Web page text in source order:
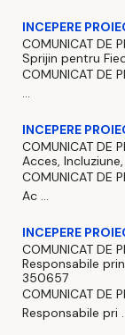
INCEPERE
COMUNICAT DE
Sprijin pentru
COMUNICAT DE
...
INCEPERE
COMUNICAT DE
Acces,
COMUNICAT DE
Ac ...
INCEPERE
COMUNICAT DE
Responsabile
350657
COMUNICAT DE
Responsabile pri